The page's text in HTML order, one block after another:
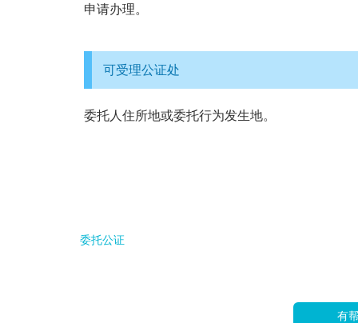
申请办理。
可受理公证处
委托人住所地或委托行为发生地。
委托公证
有